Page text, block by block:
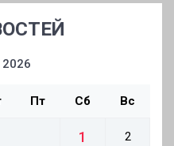
2026
Пт Сб Вс
1 2